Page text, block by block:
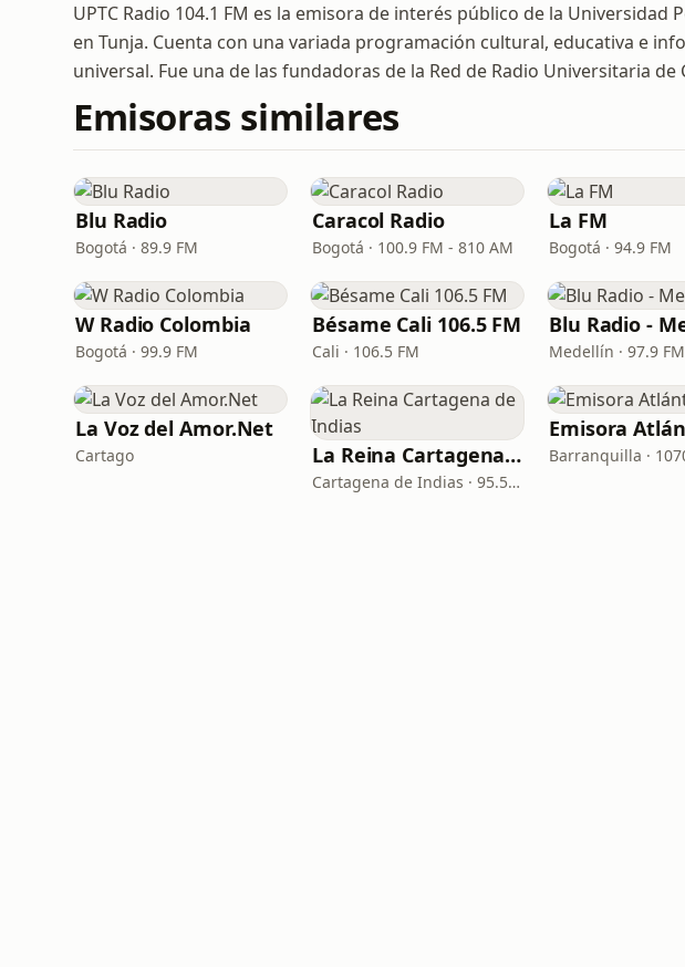
UPTC Radio 104.1 FM es la emisora de interés público de la Universidad
en Tunja. Cuenta con una variada programación cultural, educativa e
universal. Fue una de las fundadoras de la Red de Radio Universitaria de
Emisoras similares
Blu Radio
Bogotá · 89.9 FM
Caracol Radio
Bogotá · 100.9 FM - 810 AM
La FM
Bogotá · 94.9 FM
W Radio Colombia
Bogotá · 99.9 FM
Bésame Cali 106.5 FM
Cali · 106.5 FM
Blu Radio -
Medellín · 97.9 FM
La Voz del Amor.Net
Cartago La Reina Cartagena de Indias
Cartagena de Indias · 95.5 FM
Emisora
Barranquilla ·